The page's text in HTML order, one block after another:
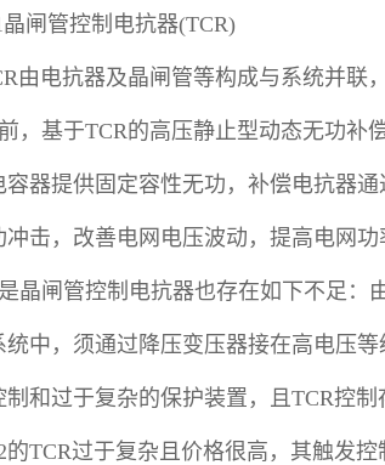
晶闸管控制电抗器(TCR)
由电抗器及晶闸管等构成与系统并联
，基于TCR的高压静止型动态无功补
容器提供固定容性无功，补偿电抗器
冲击，改善电网电压波动，提高电网
晶闸管控制电抗器也存在如下不足：
统中，须通过降压变压器接在高电压
制和过于复杂的保护装置，且TCR控
的TCR过于复杂且价格很高，其触发